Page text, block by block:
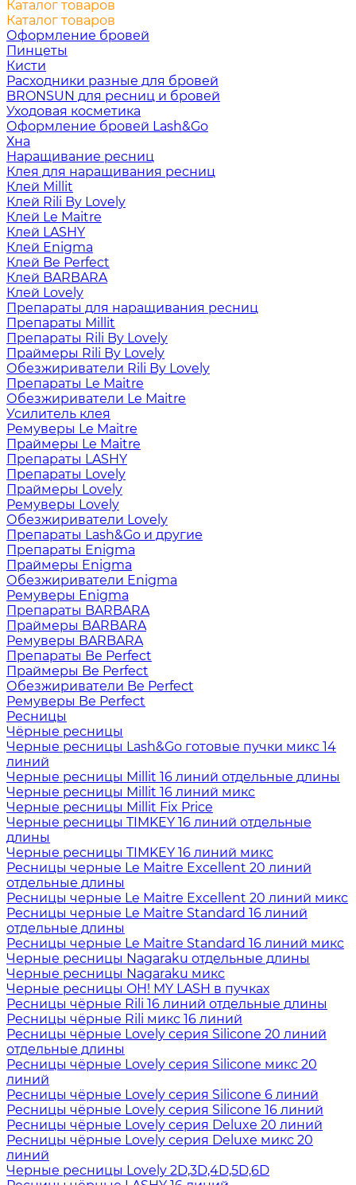
Каталог товаров
Каталог товаров
Оформление бровей
Пинцеты
Кисти
Расходники разные для бровей
BRONSUN для ресниц и бровей
Уходовая косметика
Оформление бровей Lash&Go
Хна
Наращивание ресниц
Клея для наращивания ресниц
Клей Millit
Клей Rili By Lovely
Клей Le Maitre
Клей LASHY
Клей Enigma
Клей Be Perfect
Клей BARBARA
Клей Lovely
Препараты для наращивания ресниц
Препараты Millit
Препараты Rili By Lovely
Праймеры Rili By Lovely
Обезжириватели Rili By Lovely
Препараты Le Maitre
Обезжириватели Le Maitre
Усилитель клея
Ремуверы Le Maitre
Праймеры Le Maitre
Препараты LASHY
Препараты Lovely
Праймеры Lovely
Ремуверы Lovely
Обезжириватели Lovely
Препараты Lash&Go и другие
Препараты Enigma
Праймеры Enigma
Обезжириватели Enigma
Ремуверы Enigma
Препараты BARBARA
Праймеры BARBARA
Ремуверы BARBARA
Препараты Be Perfect
Праймеры Be Perfect
Обезжириватели Be Perfect
Ремуверы Be Perfect
Ресницы
Чёрные ресницы
Черные ресницы Lash&Go готовые пучки микс 14
линий
Черные ресницы Millit 16 линий отдельные длины
Черные ресницы Millit 16 линий микс
Черные ресницы Millit Fix Price
Черные ресницы TIMKEY 16 линий отдельные
длины
Черные ресницы TIMKEY 16 линий микс
Ресницы черные Le Maitre Excellent 20 линий
отдельные длины
Ресницы черные Le Maitre Excellent 20 линий микс
Ресницы черные Le Maitre Standard 16 линий
отдельные длины
Ресницы черные Le Maitre Standard 16 линий микс
Черные ресницы Nagaraku отдельные длины
Черные ресницы Nagaraku микс
Черные ресницы OH! MY LASH в пучках
Ресницы чёрные Rili 16 линий отдельные длины
Ресницы чёрные Rili микс 16 линий
Ресницы чёрные Lovely серия Silicone 20 линий
отдельные длины
Ресницы чёрные Lovely серия Silicone микс 20
линий
Ресницы чёрные Lovely серия Silicone 6 линий
Ресницы чёрные Lovely серия Silicone 16 линий
Ресницы чёрные Lovely серия Deluxe 20 линий
Ресницы чёрные Lovely серия Deluxe микс 20
линий
Черные ресницы Lovely 2D,3D,4D,5D,6D